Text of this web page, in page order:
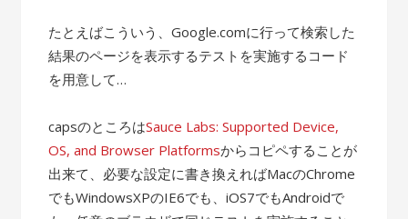
たとえばこういう、Google.comに行って検索した
結果のページを表示するテストを実施するコード
を用意して…
capsのところはSauce Labs: Supported Device,
OS, and Browser Platformsからコピペすることが
出来て、必要な設定に書き換えればMacのChrome
でもWindowsXPのIE6でも、iOS7でもAndroidで